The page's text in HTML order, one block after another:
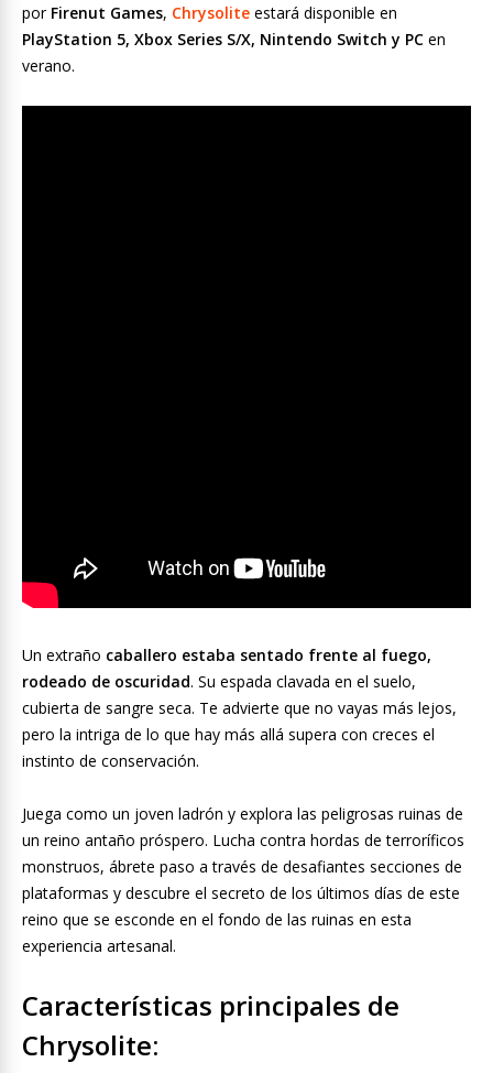
por Firenut Games, Chrysolite estará disponible en
PlayStation 5, Xbox Series S/X, Nintendo Switch y PC en
verano.
Un extraño caballero estaba sentado frente al fuego,
rodeado de oscuridad. Su espada clavada en el suelo,
cubierta de sangre seca. Te advierte que no vayas más lejos,
pero la intriga de lo que hay más allá supera con creces el
instinto de conservación.
Juega como un joven ladrón y explora las peligrosas ruinas de
un reino antaño próspero. Lucha contra hordas de terroríficos
monstruos, ábrete paso a través de desafiantes secciones de
plataformas y descubre el secreto de los últimos días de este
reino que se esconde en el fondo de las ruinas en esta
experiencia artesanal.
Características principales de
Chrysolite: